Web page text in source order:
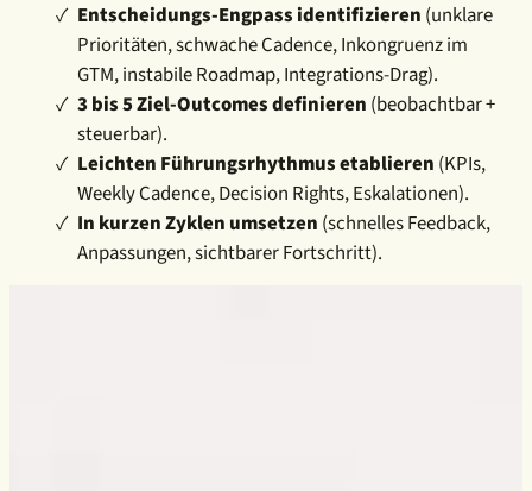
Entscheidungs-Engpass identifizieren (unklare
Prioritäten, schwache Cadence, Inkongruenz im
GTM, instabile Roadmap, Integrations-Drag).
3 bis 5 Ziel-Outcomes definieren (beobachtbar +
steuerbar).
Leichten Führungsrhythmus etablieren (KPIs,
Weekly Cadence, Decision Rights, Eskalationen).
In kurzen Zyklen umsetzen (schnelles Feedback,
Anpassungen, sichtbarer Fortschritt).